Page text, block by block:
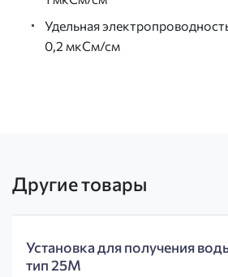
Удельная
0,2 мкСм/см
Другие товары
Установка для получения
тип 25М